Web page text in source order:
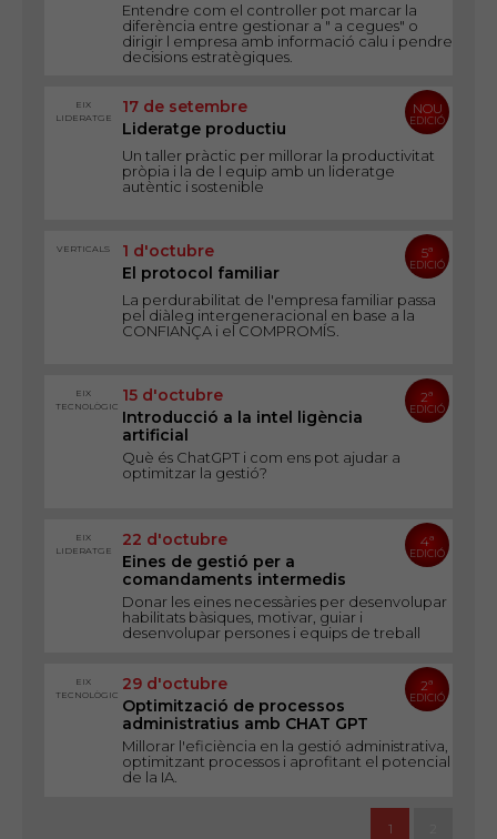
Entendre com el controller pot marcar la
diferència entre gestionar a " a cegues" o
dirigir l empresa amb informació calu i pendre
decisions estratègiques.
EIX
LIDERATGE
17 de setembre
Lideratge productiu
Un taller pràctic per millorar la productivitat
pròpia i la de l equip amb un lideratge
autèntic i sostenible
NOU
EDICIÓ
VERTICALS
1 d'octubre
El protocol familiar
La perdurabilitat de l'empresa familiar passa
pel diàleg intergeneracional en base a la
CONFIANÇA i el COMPROMÍS.
5ª
EDICIÓ
EIX
TECNOLÒGIC
15 d'octubre
Introducció a la intel ligència
artificial
Què és ChatGPT i com ens pot ajudar a
optimitzar la gestió?
2ª
EDICIÓ
EIX
LIDERATGE
22 d'octubre
Eines de gestió per a
comandaments intermedis
Donar les eines necessàries per desenvolupar
habilitats bàsiques, motivar, guiar i
desenvolupar persones i equips de treball
4ª
EDICIÓ
EIX
TECNOLÒGIC
29 d'octubre
Optimització de processos
administratius amb CHAT GPT
Millorar l'eficiència en la gestió administrativa,
optimitzant processos i aprofitant el potencial
de la IA.
2ª
EDICIÓ
1